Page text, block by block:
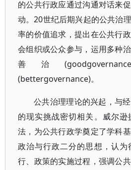
的公共行政应通过沟通对话来
动。20世纪后期兴起的公共治
率的价值追求，提出在公共行
会组织或公众参与，运用多种
善治
(bettergovernance)。
公共治理理论的兴起，与
的现实挑战密切相关。威尔
法，为公共行政学奠定了学科
政治与行政二分的思想，认
行、政策的实施过程，强调公